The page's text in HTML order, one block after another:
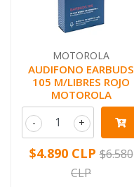
MOTOROLA
AUDIFONO EARBUDS
105 M/LIBRES ROJO
MOTOROLA
+
-
$4.890 CLP $6.580
CLP